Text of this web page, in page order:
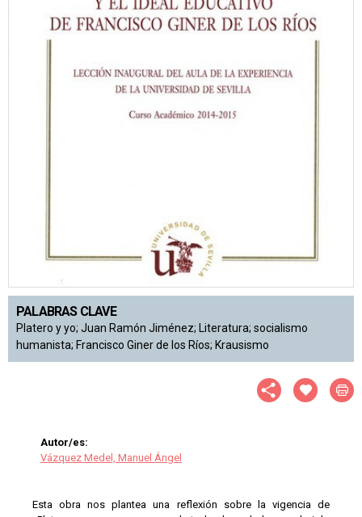
PALABRAS CLAVE
Platero y yo; Juan Ramón Jiménez; Literatura; socialismo
humanista; Francisco Giner de los Ríos; Krausismo
Autor/es:
Vázquez Medel, Manuel Ángel
Esta obra nos plantea una reflexión sobre la vigencia de